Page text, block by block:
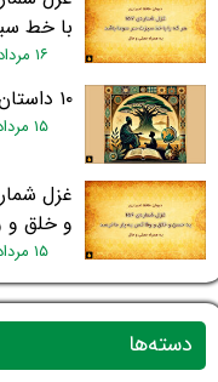
با خط
۱۶ مرداد ۰۵
۱۰ داستان کوتاه لقمان
۱۵ مرداد ۰۵
و خلق و
۱۵ مرداد ۰۵
دسته‌ها